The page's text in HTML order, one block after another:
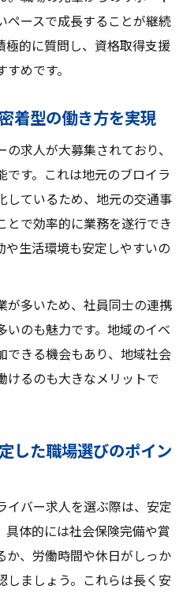
ペースで成長することが継続
極的に質問し、資格取得支援
めです。
着型の働き方を実現
求人が大募集されており、
です。これは地元のブロイラ
しているため、地元の交通事
とで効率的に業務を遂行でき
や生活環境も安定しやすいの
が多いため、社員同士の連携
いのも魅力です。地域のイベ
できる機会もあり、地域社会
けるのも大きなメリットで
した職場選びのポイン
イバー求人を選ぶ際は、安定
具体的には社会保険完備や賞
か、労働時間や休日がしっか
しましょう。これらは長く安